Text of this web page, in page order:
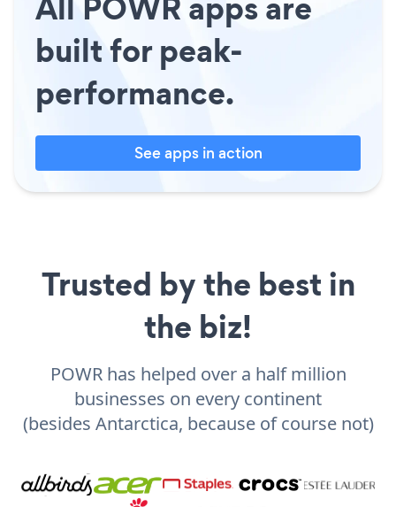
built for peak-
performance.
See apps in action
Trusted by the best in
the biz!
POWR has helped over a half million
businesses on every continent
(besides Antarctica, because of course not)